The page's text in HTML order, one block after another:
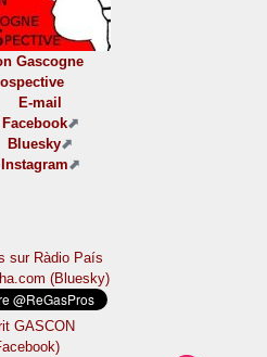
Gascogne
E-mail
Facebook
Bluesky
Instagram
sur Ràdio País
(Bluesky)
GASCON